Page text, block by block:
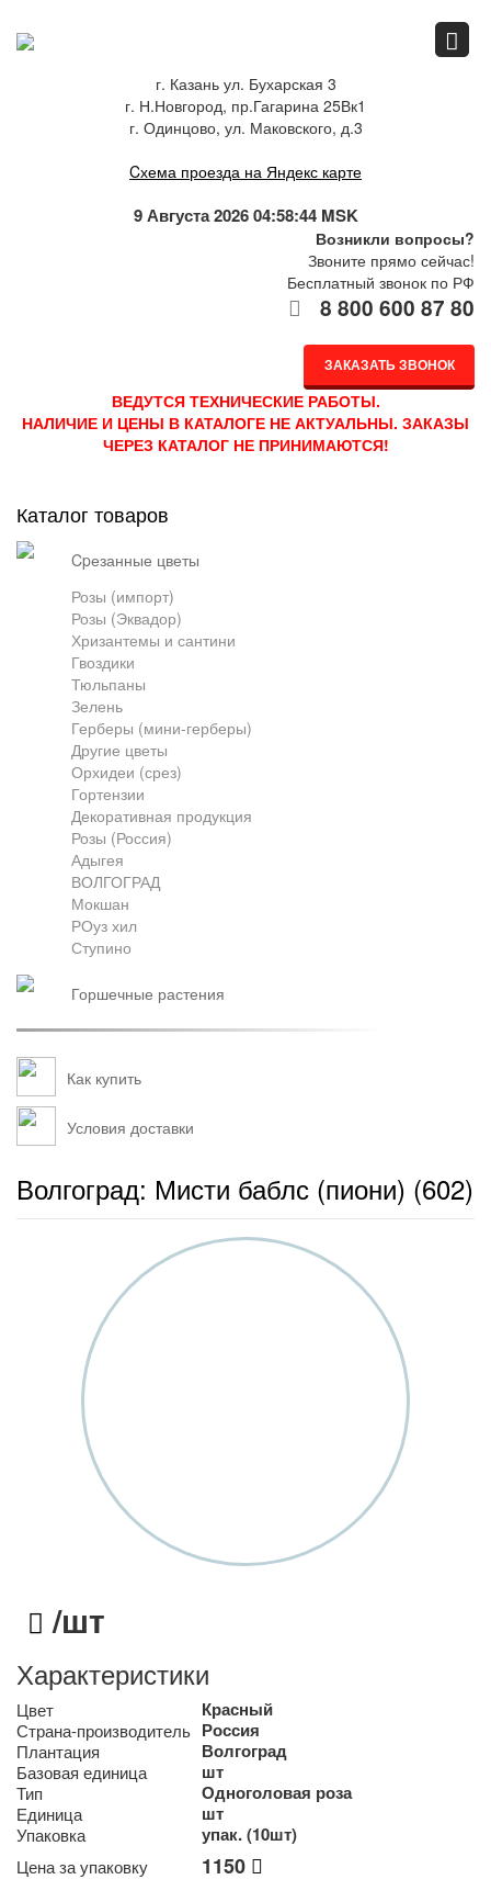
г. Казань ул. Бухарская 3
г. Н.Новгород, пр.Гагарина 25Вк1
г. Одинцово, ул. Маковского, д.3
Cхема проезда на Яндекс карте
9 Августа 2026 04:58:45 MSK
Возникли вопросы?
Звоните прямо сейчас!
Бесплатный звонок по РФ
8 800 600 87 80
ЗАКАЗАТЬ ЗВОНОК
Спец.предложения
Как купить
Доставка
Контакты
Франшиза
ВЕДУТСЯ ТЕХНИЧЕСКИЕ РАБОТЫ.
НАЛИЧИЕ И ЦЕНЫ В КАТАЛОГЕ НЕ АКТУАЛЬНЫ. ЗАКАЗЫ
ЧЕРЕЗ КАТАЛОГ НЕ ПРИНИМАЮТСЯ!
Каталог товаров
cpезанные цветы
Розы (импорт)
Розы (Эквадор)
Хризантемы и сантини
Гвоздики
Тюльпаны
Зелень
Герберы (мини-герберы)
Другие цветы
Орхидеи (срез)
Гортензии
Декоративная продукция
Розы (Россия)
Адыгея
ВОЛГОГРАД
Мокшан
РОуз хил
Ступино
горшечные растения
Как купить
Условия доставки
Волгоград: Мисти баблс (пиони) (602)
/шт
Характеристики
Цвет Красный
Страна-производитель Россия
Плантация Волгоград
Базовая единица шт
Тип Одноголовая роза
Единица шт
Упаковка упак. (10шт)
Цена за упаковку 1150